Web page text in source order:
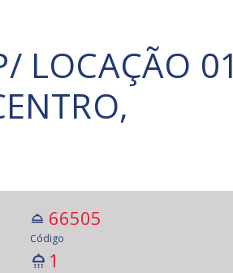
LOCAÇÃO 01
66505
Código
1